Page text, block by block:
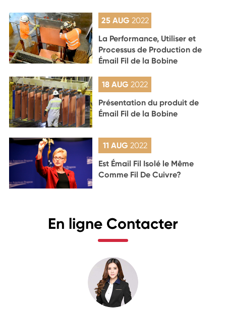
25 AUG 2022
La Performance, Utiliser et
Processus de Production de
Émail Fil de la Bobine
18 AUG 2022
Présentation du produit de
Émail Fil de la Bobine
11 AUG 2022
Est Émail Fil Isolé le Même
Comme Fil De Cuivre?
En ligne Contacter